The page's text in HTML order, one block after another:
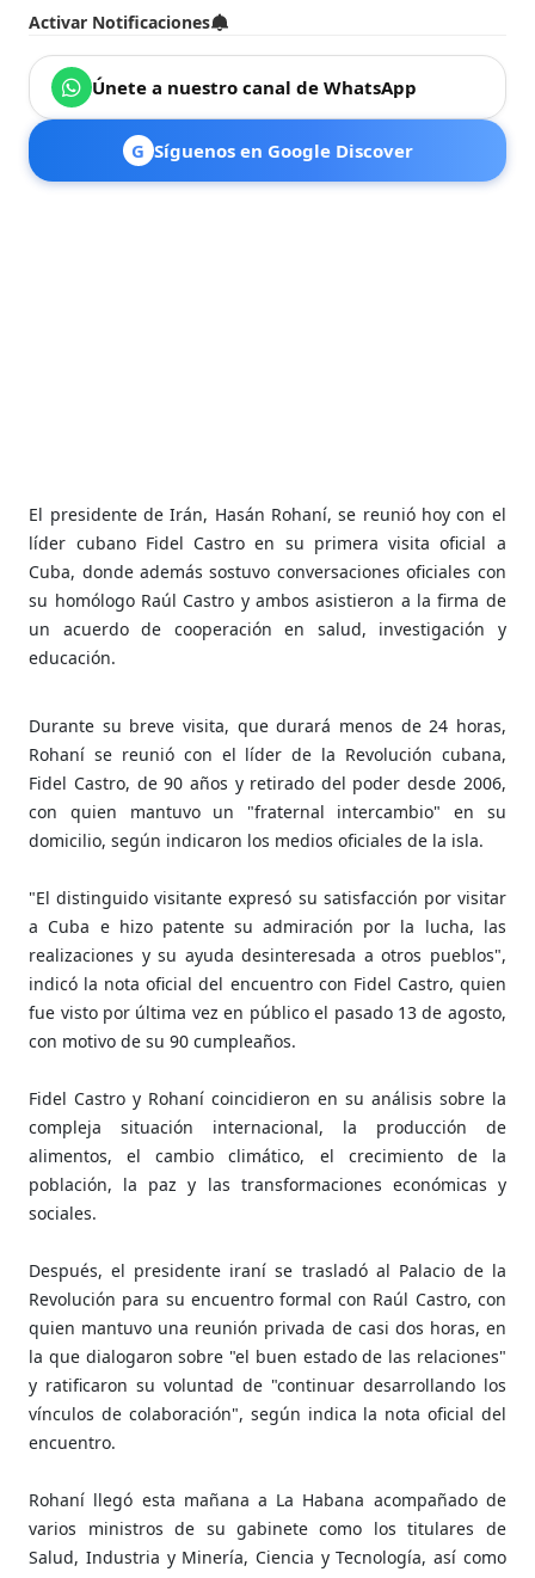
Activar Notificaciones
Únete a nuestro canal de WhatsApp
G Síguenos en Google Discover
El presidente de Irán, Hasán Rohaní, se reunió hoy con el
líder cubano Fidel Castro en su primera visita oficial a
Cuba, donde además sostuvo conversaciones oficiales con
su homólogo Raúl Castro y ambos asistieron a la firma de
un acuerdo de cooperación en salud, investigación y
educación.
Durante su breve visita, que durará menos de 24 horas,
Rohaní se reunió con el líder de la Revolución cubana,
Fidel Castro, de 90 años y retirado del poder desde 2006,
con quien mantuvo un "fraternal intercambio" en su
domicilio, según indicaron los medios oficiales de la isla.
"El distinguido visitante expresó su satisfacción por visitar
a Cuba e hizo patente su admiración por la lucha, las
realizaciones y su ayuda desinteresada a otros pueblos",
indicó la nota oficial del encuentro con Fidel Castro, quien
fue visto por última vez en público el pasado 13 de agosto,
con motivo de su 90 cumpleaños.
Fidel Castro y Rohaní coincidieron en su análisis sobre la
compleja situación internacional, la producción de
alimentos, el cambio climático, el crecimiento de la
población, la paz y las transformaciones económicas y
sociales.
Después, el presidente iraní se trasladó al Palacio de la
Revolución para su encuentro formal con Raúl Castro, con
quien mantuvo una reunión privada de casi dos horas, en
la que dialogaron sobre "el buen estado de las relaciones"
y ratificaron su voluntad de "continuar desarrollando los
vínculos de colaboración", según indica la nota oficial del
encuentro.
Rohaní llegó esta mañana a La Habana acompañado de
varios ministros de su gabinete como los titulares de
Salud, Industria y Minería, Ciencia y Tecnología, así como